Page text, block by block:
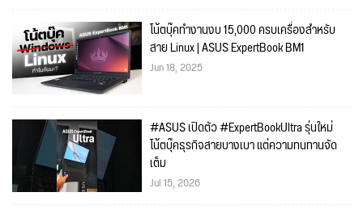
โน้ตบุ๊คทำงานงบ 15,000 ครบเครื่องสำหรับ
สาย Linux | ASUS ExpertBook BM1
Jun 18, 2025
#ASUS เปิดตัว #ExpertBookUltra รุ่นใหม่
โน้ตบุ๊คธุรกิจสายบางเบา แต่ความทนทานจัด
เต็ม
Jul 15, 2026